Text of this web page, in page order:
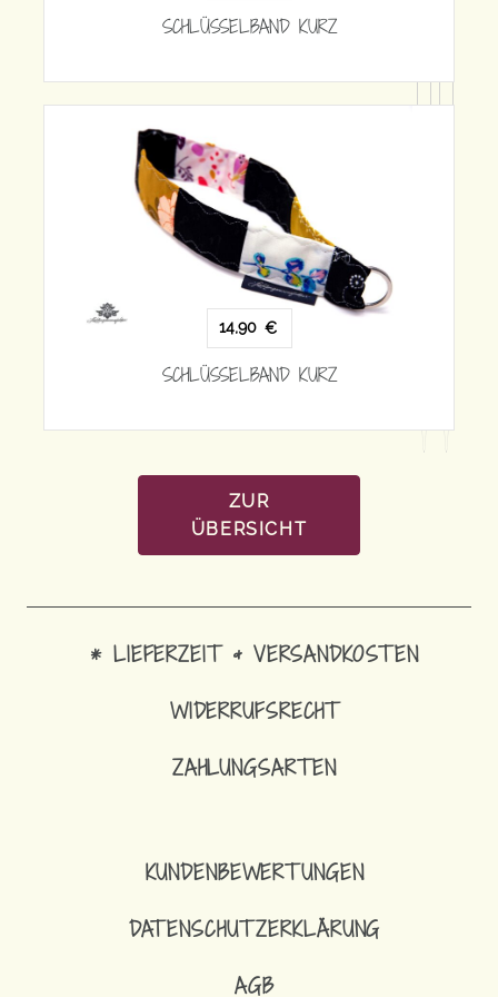
SCHLÜSSELBAND KURZ
14,90
SCHLÜSSELBAND KURZ
ZUR
ÜBERSICHT
* LIEFERZEIT & VERSANDKOSTEN
WIDERRUFSRECHT
ZAHLUNGSARTEN
KUNDENBEWERTUNGEN
DATENSCHUTZERKLÄRUNG
AGB